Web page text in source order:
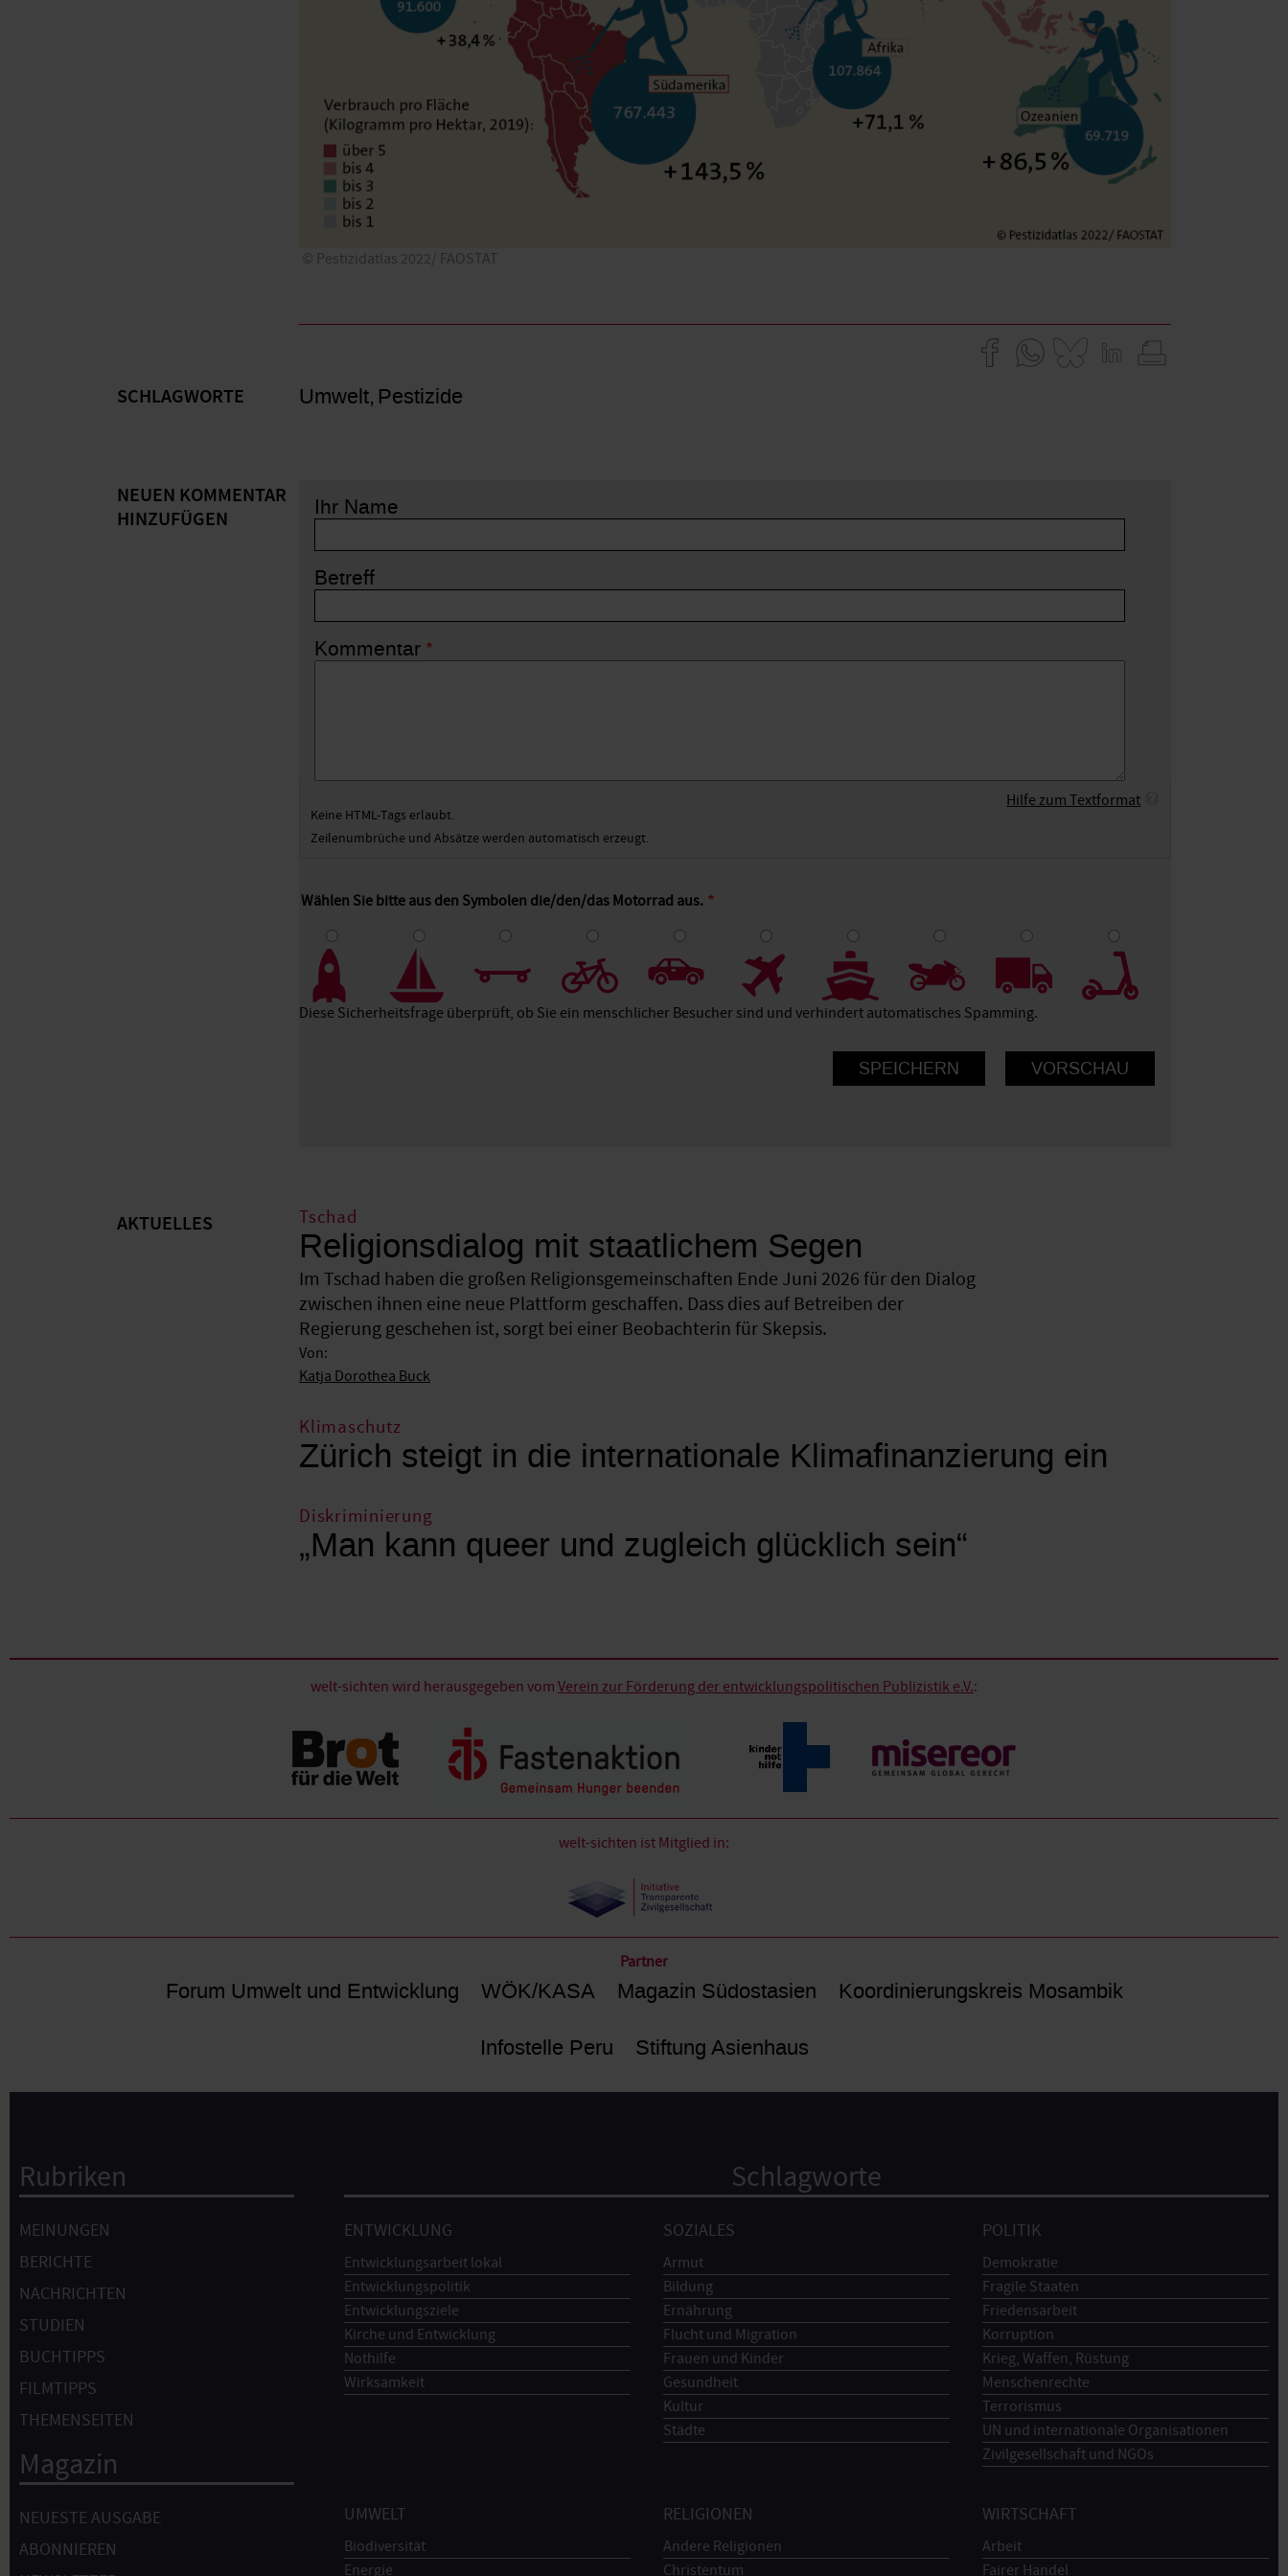
Pestizidatlas 2022/ FAOSTAT
SCHLAGWORTE Umwelt Pestizide
NEUEN KOMMENTAR
HINZUFÜGEN
Ihr Name
Betreff
Kommentar
Hilfe zum Textformat
Keine HTML-Tags erlaubt.
Zeilenumbrüche und Absätze werden automatisch erzeugt.
Wählen Sie bitte aus den Symbolen die/den/das Motorrad aus.
6 9 10
Diese Sicherheitsfrage überprüft, ob Sie ein menschlicher Besucher sind und verhindert automatisches Spamming.
AKTUELLES Tschad
Religionsdialog mit staatlichem Segen
Im Tschad haben die großen Religionsgemeinschaften Ende Juni 2026 für den Dialog
zwischen ihnen eine neue Plattform geschaffen. Dass dies auf Betreiben der
Regierung geschehen ist, sorgt bei einer Beobachterin für Skepsis.
Von:
Katja Dorothea Buck
Klimaschutz
Zürich steigt in die internationale Klimafinanzierung ein
Diskriminierung
„Man kann queer und zugleich glücklich sein“
welt-sichten wird herausgegeben vom Verein zur Förderung der entwicklungspolitischen Publizistik e.V.:
welt-sichten ist Mitglied in:
Partner
Forum Umwelt und Entwicklung WÖK/KASA Magazin Südostasien Koordinierungskreis Mosambik
Infostelle Peru Stiftung Asienhaus
Hauptnavigation
Rubriken
MEINUNGEN
BERICHTE
NACHRICHTEN
STUDIEN
BUCHTIPPS
FILMTIPPS
THEMENSEITEN
Magazin
NEUESTE AUSGABE
ABONNIEREN
Schlagworte
ENTWICKLUNG
Entwicklungsarbeit lokal
Entwicklungspolitik
Entwicklungsziele
Kirche und Entwicklung
Nothilfe
Wirksamkeit
SOZIALES
Armut
Bildung
Ernährung
Flucht und Migration
Frauen und Kinder
Gesundheit
Kultur
Städte
POLITIK
Demokratie
Fragile Staaten
Friedensarbeit
Korruption
Krieg, Waffen, Rüstung
Menschenrechte
Terrorismus
UN und internationale Organisationen
Zivilgesellschaft und NGOs
UMWELT
Biodiversität
Energie
RELIGIONEN
Andere Religionen
Christentum
WIRTSCHAFT
Arbeit
Fairer Handel